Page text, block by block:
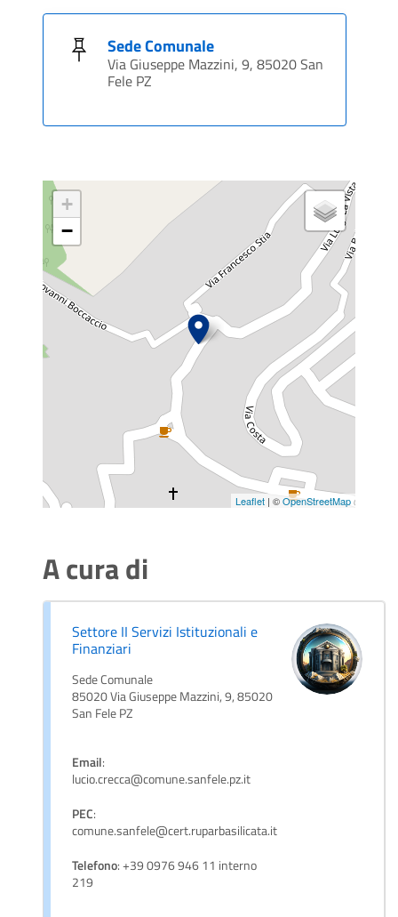
Sede Comunale
Via Giuseppe Mazzini, 9, 85020 San
Fele PZ
+
−
Leaflet | ©OpenStreetMap
A cura di
Settore II Servizi Istituzionali e
Finanziari
Sede Comunale
85020 Via Giuseppe Mazzini, 9, 85020
San Fele PZ
Email:
lucio.crecca@comune.sanfele.pz.it
PEC:
comune.sanfele@cert.ruparbasilicata.it
Telefono: +39 0976 946 11 interno
219